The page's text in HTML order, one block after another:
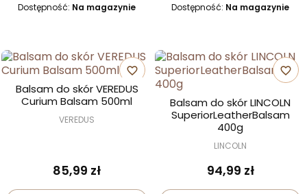
Dostępność: Na magazynie Dostępność: Na magazynie
favorite_border
Balsam do skór VEREDUS
Curium Balsam 500ml
VEREDUS
85,99 zł
favorite_border
Balsam do skór LINCOLN
SuperiorLeatherBalsam
400g
LINCOLN
94,99 zł